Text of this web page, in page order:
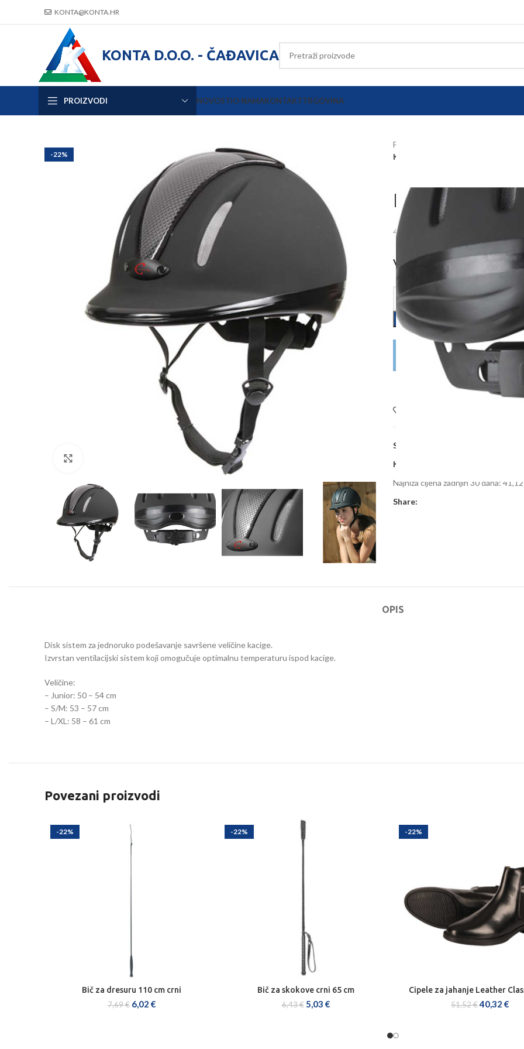
KONTA@KONTA.HR
KONTA D.O.O. - ČAĐAVICA
PROIZVODI NOVOSTIO NAMAKONTAKTTRGOVINA
-22%
Početna
Kaciga za jahanje Covalliero
Kaciga za
47,29 37,01
VELIČINA
DODAJ U KOŠARICU
POŠALJITE UPIT
SKU:
Kategorije:
Najniža cijena zadnjih 30 dana:
Share:
OPIS
Disk sistem za jednoruko podešavanje savršene veličine kacige.
Izvrstan ventilacijski sistem koji omogučuje optimalnu temperaturu ispod kacige.
Veličine:
– Junior: 50 – 54 cm
– S/M: 53 – 57 cm
– L/XL: 58 – 61 cm
Povezani proizvodi
-22%
DODAJ U KOŠARICU
Bič za dresuru 110 cm crni
7,69€ 6,02 €
-22%
DODAJ U KOŠARICU
Bič za skokove crni 65 cm
6,43€ 5,03 €
-22%
ODABERI OPCIJE
Cipele za jahanje Leather
51,52€40,32 €